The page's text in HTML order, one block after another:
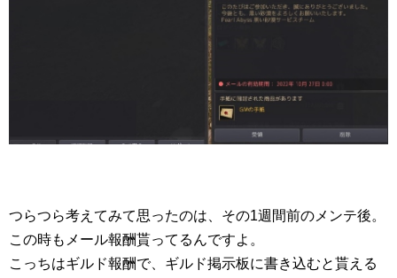
つらつら考えてみて思ったのは、その1週間前のメンテ後。
この時もメール報酬貰ってるんですよ。
こっちはギルド報酬で、ギルド掲示板に書き込むと貰える